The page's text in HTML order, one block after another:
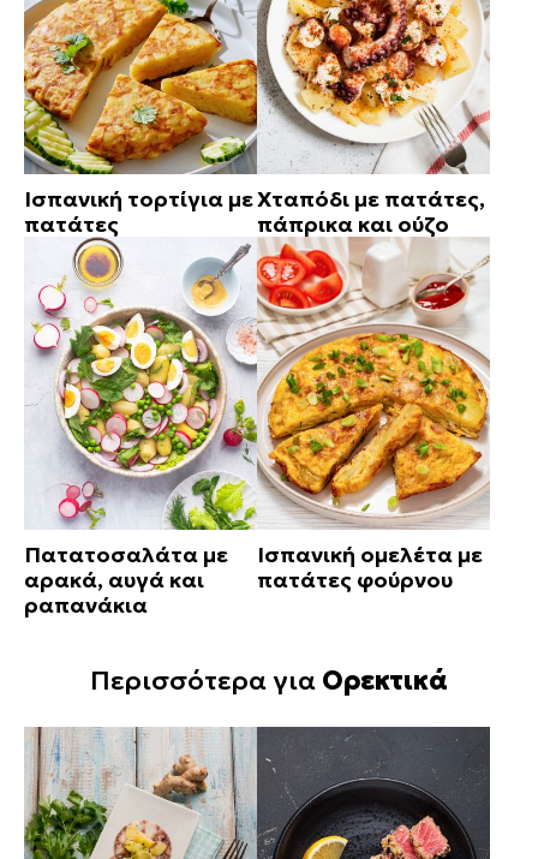
Ισπανική τορτίγια με
πατάτες
Χταπόδι με πατάτες,
πάπρικα και ούζο
Πατατοσαλάτα με
αρακά, αυγά και
ραπανάκια
Ισπανική ομελέτα με
πατάτες φούρνου
Περισσότερα για Ορεκτικά